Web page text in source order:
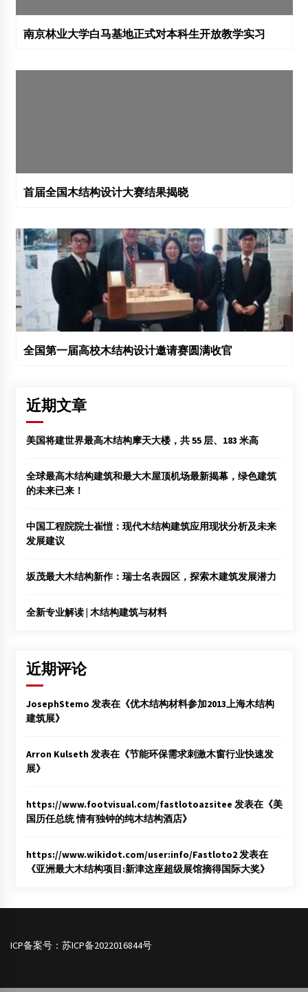
南京林业大学白马基地正式对本科生开放教学实习
首届全国木结构设计大赛结果揭晓
全国第一届高校木结构设计邀请赛圆满收官
近期文章
美国将建世界最高木结构摩天大楼，共 55 层、183 米高
全球最高木结构建筑和最大木屋顶机场最新揭幕，绿色建筑
的未来已来！
中国工程院院士崔愷：现代木结构建筑应用现状分析及未来
发展建议
坂茂最大木结构新作：瑞士名表园区，探索木建筑发展潜力
全新专业解读 | 木结构建筑与材料
近期评论
JosephStemo 发表在《优木结构材料参加2013上海木结构
建筑展》
Arron Kulseth发表在《节能环保需求刺激木窗行业快速发
展》
https://www.footvisual.com/fastlotoazsitee 发表在《美
国历任总统 情有独钟的纯木结构酒店》
https://www.wikidot.com/user:info/Fastloto2发表在
《亚洲最大木结构项目:新津这座超级展馆摘得国际大奖》
ICP备案号： 苏ICP备2022016844号